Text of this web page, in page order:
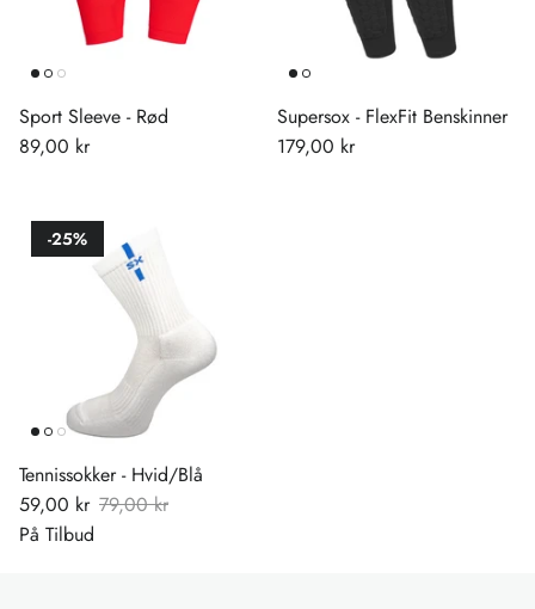
Sport Sleeve - Rød
89,00 kr
Supersox - FlexFit Benskinner
179,00 kr
-25%
Tennissokker - Hvid/Blå
59,00 kr 79,00 kr
På Tilbud